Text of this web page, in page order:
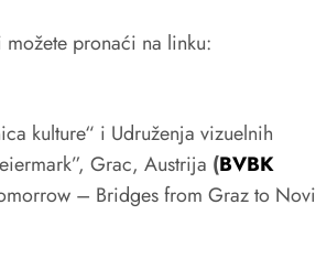
pronaći na linku:
kulture“ i Udruženja vizuelnih
Grac, Austrija (BVBK
– Bridges from Graz to Novi